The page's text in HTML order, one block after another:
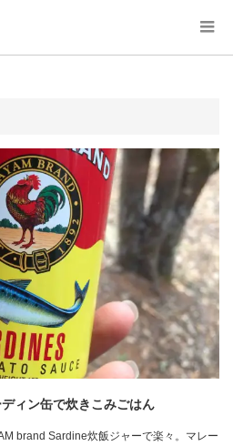
ィン缶で炊きこみごはん
brand Sardine炊飯ジャーで楽々。マレー